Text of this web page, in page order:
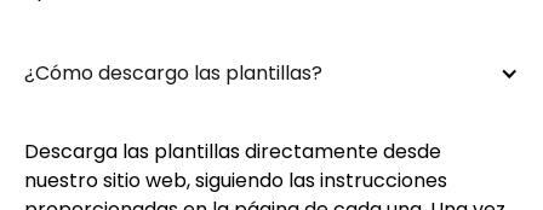
¿Cómo descargo las plantillas?
Descarga las plantillas directamente desde
nuestro sitio web, siguiendo las instrucciones